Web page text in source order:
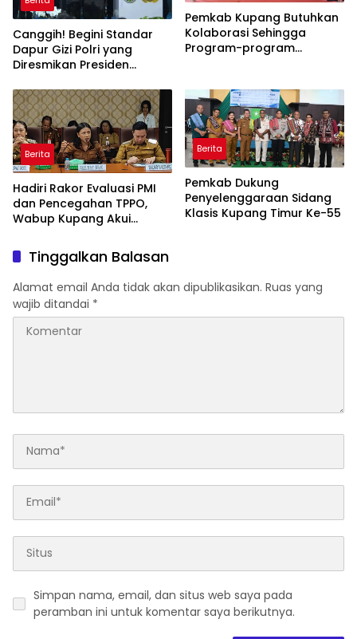
Canggih! Begini Standar
Dapur Gizi Polri yang
Diresmikan Presiden
Pemkab Kupang Butuhkan
Kolaborasi Sehingga
Program-program
Berita
Hadiri Rakor Evaluasi PMI
dan Pencegahan TPPO,
Wabup Kupang Akui
Bermasalah
Berita
Pemkab Dukung
Penyelenggaraan Sidang
Klasis Kupang Timur Ke-55
Tinggalkan Balasan
Alamat email Anda tidak akan dipublikasikan. Ruas yang
wajib ditandai *
Simpan nama, email, dan situs web saya pada
peramban ini untuk komentar saya berikutnya.